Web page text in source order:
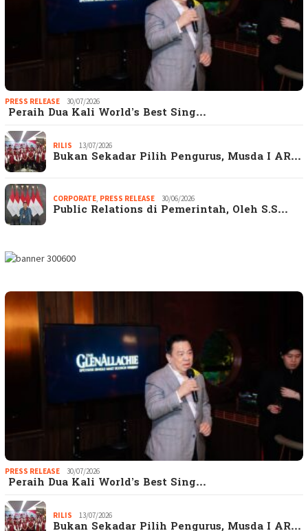
PRESS RELEASE 30/07/2026
Peraih Dua Kali World’s Best Sing…
RILIS 13/07/2026
Bukan Sekadar Pilih Pengurus, Musda I AR…
CORPORATE, PRESS RELEASE 30/06/2026
Public Relations di Pemerintah, Oleh S.S…
PRESS RELEASE 30/07/2026
Peraih Dua Kali World’s Best Sing…
RILIS 13/07/2026
Bukan Sekadar Pilih Pengurus, Musda I AR…